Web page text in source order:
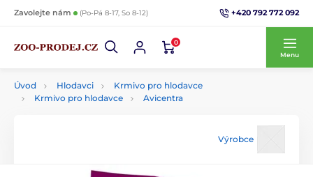
Zavolejte nám (Po-Pá 8-17, So 8-12) +420 792 772 092
0
Menu
Úvod Hlodavci
Krmivo pro hlodavce
Krmivo pro hlodavce
Avicentra
Výrobce